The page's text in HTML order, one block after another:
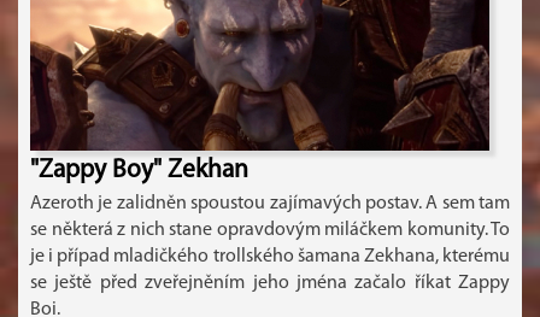
"Zappy Boy" Zekhan
Azeroth je zalidněn spoustou zajímavých postav. A sem tam
se některá z nich stane opravdovým miláčkem komunity. To
je i případ mladičkého trollského šamana Zekhana, kterému
se ještě před zveřejněním jeho jména začalo říkat Zappy
Boi.